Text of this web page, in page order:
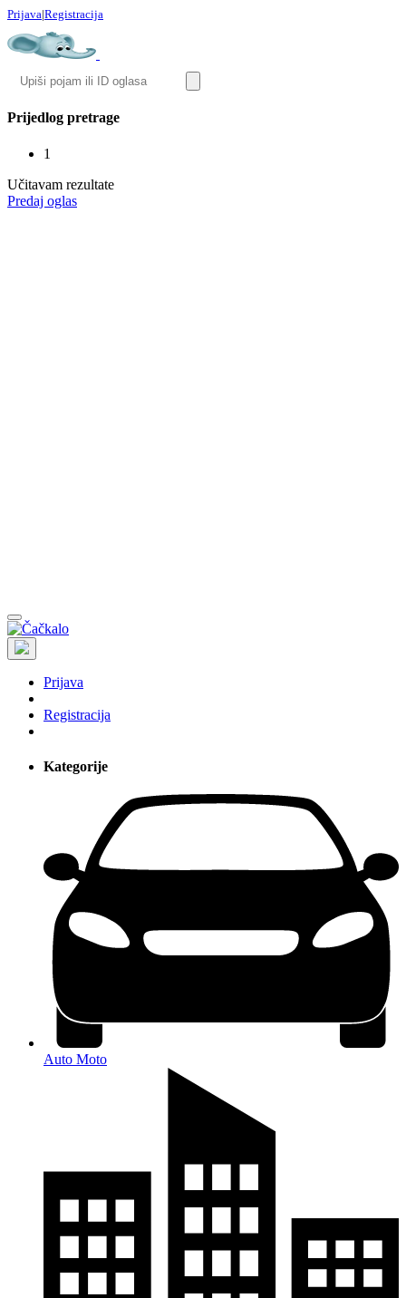
Prijava|Registracija
Prijedlog pretrage
1
Učitavam rezultate
Predaj oglas
Prijava
Registracija
Kategorije
Auto Moto